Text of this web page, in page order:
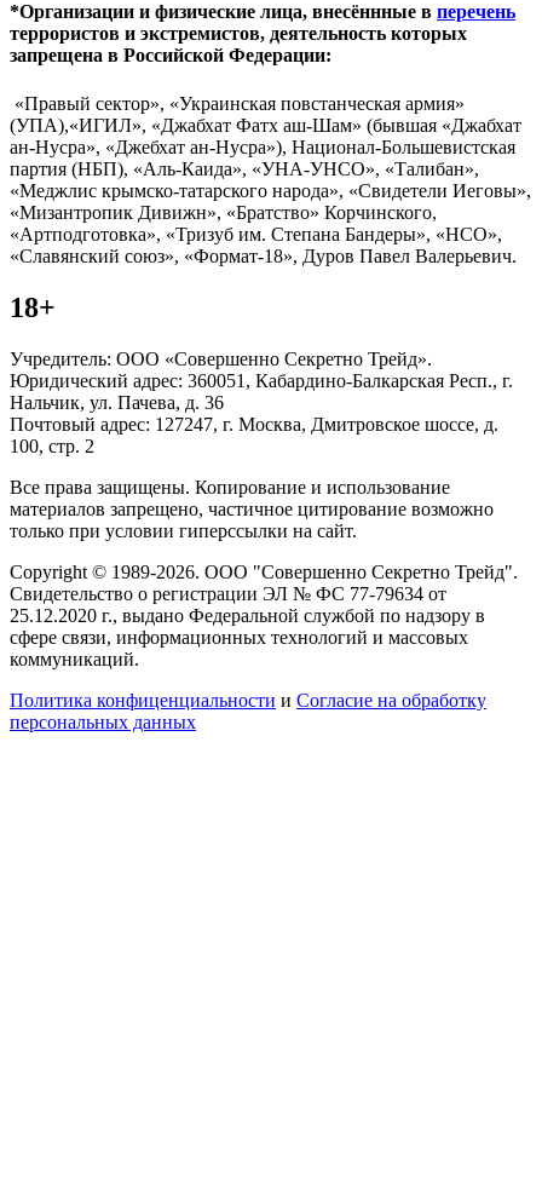
*Организации и физические лица, внесённные в перечень
террористов и экстремистов, деятельность которых
запрещена в Российской Федерации:
«Правый сектор», «Украинская повстанческая армия»
(УПА),«ИГИЛ», «Джабхат Фатх аш-Шам» (бывшая «Джабхат
ан-Нусра», «Джебхат ан-Нусра»), Национал-Большевистская
партия (НБП), «Аль-Каида», «УНА-УНСО», «Талибан»,
«Меджлис крымско-татарского народа», «Свидетели Иеговы»,
«Мизантропик Дивижн», «Братство» Корчинского,
«Артподготовка», «Тризуб им. Степана Бандеры», «НСО»,
«Славянский союз», «Формат-18», Дуров Павел Валерьевич.
18+
Учредитель: ООО «Совершенно Секретно Трейд».
Юридический адрес: 360051, Кабардино-Балкарская Респ., г.
Нальчик, ул. Пачева, д. 36
Почтовый адрес: 127247, г. Москва, Дмитровское шоссе, д.
100, стр. 2
Все права защищены. Копирование и использование
материалов запрещено, частичное цитирование возможно
только при условии гиперссылки на сайт.
Copyright © 1989-2026. ООО "Совершенно Секретно Трейд".
Свидетельство о регистрации ЭЛ № ФС 77-79634 от
25.12.2020 г., выдано Федеральной службой по надзору в
сфере связи, информационных технологий и массовых
коммуникаций.
Политика конфиценциальности и Согласие на обработку
персональных данных